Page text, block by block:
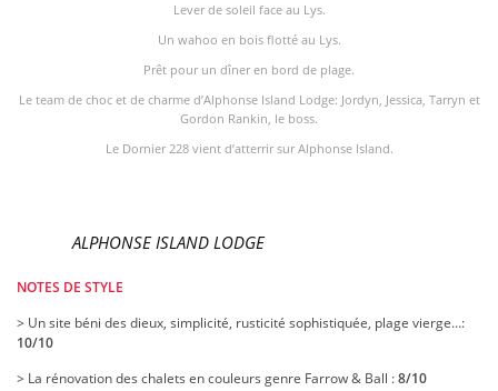
Lever de soleil face au Lys.
Un wahoo en bois flotté au Lys.
Prêt pour un dîner en bord de plage.
Le team de choc et de charme d’Alphonse Island Lodge: Jordyn, Jessica, Tarryn et
Gordon Rankin, le boss.
Le Dornier 228 vient d’atterrir sur Alphonse Island.
ALPHONSE ISLAND LODGE
NOTES DE STYLE
> Un site béni des dieux, simplicité, rusticité sophistiquée, plage vierge…:
10/10
> La rénovation des chalets en couleurs genre Farrow & Ball :8/10